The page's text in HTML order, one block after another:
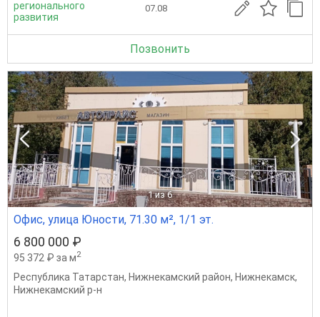
регионального
развития
07.08
Позвонить
1 из 6
Офис, улица Юности, 71.30 м², 1/1 эт.
6 800 000 ₽
95 372 ₽ за м2
Республика Татарстан, Нижнекамский район, Нижнекамск,
Нижнекамский р-н